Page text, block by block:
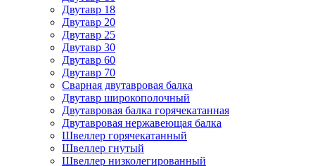
Двутавр 18
Двутавр 20
Двутавр 25
Двутавр 30
Двутавр 60
Двутавр 70
Сварная двутавровая балка
Двутавр широкополочный
Двутавровая балка горячекатанная
Двутавровая нержавеющая балка
Швеллер горячекатанный
Швеллер гнутый
Швеллер низколегированный